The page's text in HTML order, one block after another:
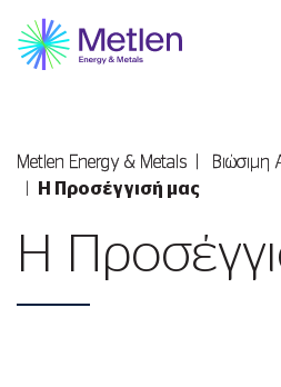
Metlen Εnergy & Metals
Βιώσιμη
Η Προσέγγισή μας
Η